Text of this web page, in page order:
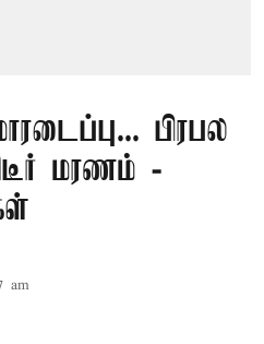
பிரபல
மரணம் -
am